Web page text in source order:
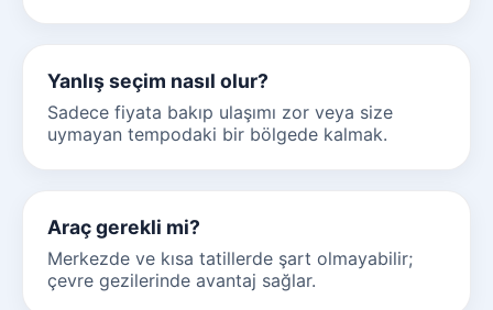
Yanlış seçim nasıl olur?
Sadece fiyata bakıp ulaşımı zor veya size
uymayan tempodaki bir bölgede kalmak.
Araç gerekli mi?
Merkezde ve kısa tatillerde şart olmayabilir;
çevre gezilerinde avantaj sağlar.